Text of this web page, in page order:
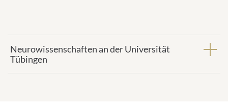
Neurowissenschaften an der Universität
Tübingen